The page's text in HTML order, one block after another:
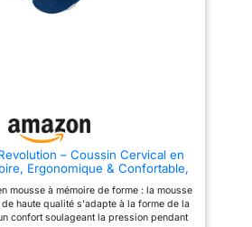
– Coussin Cervical en
Ergonomique & Confortable,
(Midnight Blue)
mousse à mémoire de forme : la mousse
haute qualité s'adapte à la forme de la
confort soulageant la pression pendant